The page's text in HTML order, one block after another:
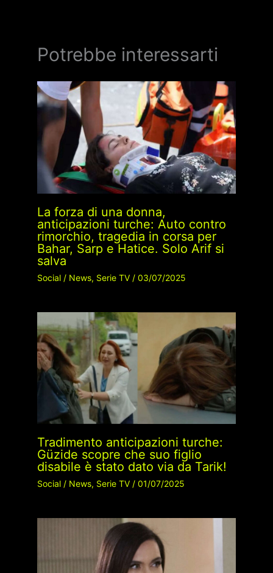
Potrebbe interessarti
La forza di una donna,
anticipazioni turche: Auto contro
rimorchio, tragedia in corsa per
Bahar, Sarp e Hatice. Solo Arif si
salva
Social/ News, Serie TV/ 03/07/2025
Tradimento anticipazioni turche:
Güzide scopre che suo figlio
disabile è stato dato via da Tarik!
Social/ News, Serie TV/ 01/07/2025